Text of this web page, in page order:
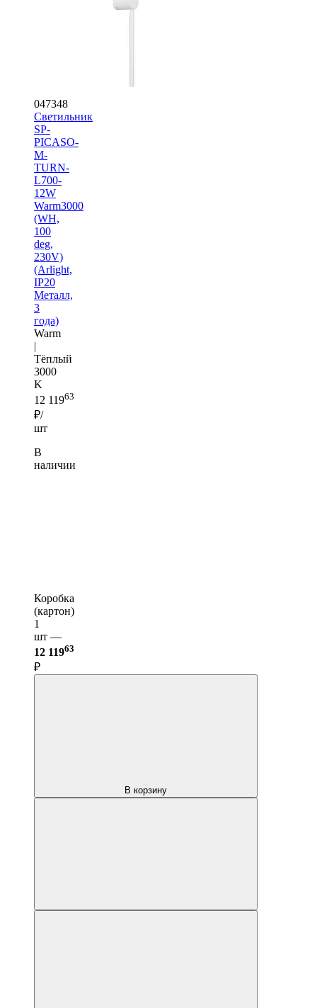
047348
Светильник
SP-
PICASO-
M-
TURN-
L700-
12W
Warm3000
(WH,
100
deg,
230V)
(Arlight,
IP20
Металл,
3
года)
Warm
|
Тёплый
3000
K
12 11963
₽/
шт
В
наличии
Коробка
(картон)
1
шт —
12 11963
₽
В корзину